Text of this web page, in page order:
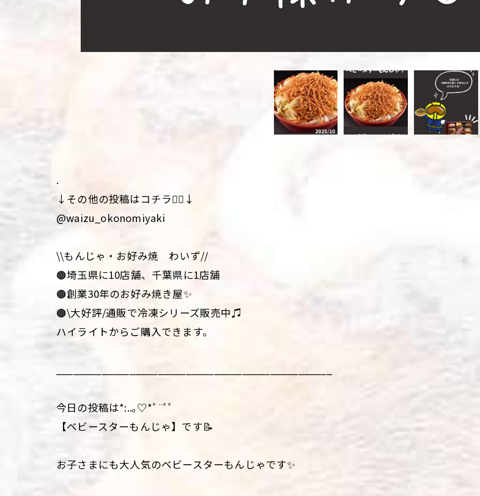
.
↓その他の投稿はコチラ💁‍♀️↓
@waizu_okonomiyaki
\\もんじゃ・お好み焼 わいず//
🟤埼玉県に10店舗、千葉県に1店舗
🟤創業30年のお好み焼き屋✨
🟤\大好評/通販で冷凍シリーズ販売中♫
ハイライトからご購入できます。
今日の投稿は*:..｡♡*ﾟ¨ﾟﾟ
【ベビースターもんじゃ】です📝
お子さまにも大人気のベビースターもんじゃです✨